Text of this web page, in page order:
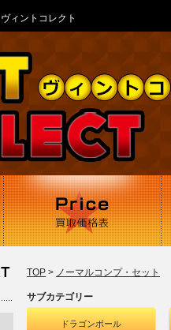
ィントコレクト
TOP > ノーマルコンプ・セット
サブカテゴリー
ドラゴンボール